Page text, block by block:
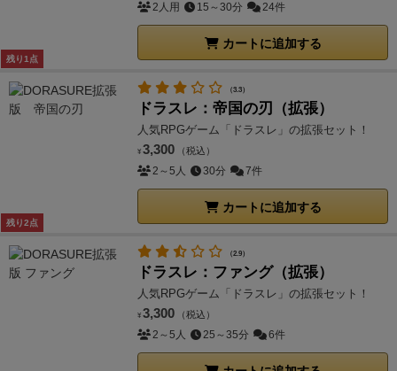
残り1点
2人用 15～30分 24件
カートに追加する
残り2点
（3.3）
ドラスレ：帝国の刃（拡張）
人気RPGゲーム「ドラスレ」の拡張セット！
¥ 3,300 （税込）
2～5人 30分 7件
カートに追加する
（2.9）
ドラスレ：ファング（拡張）
人気RPGゲーム「ドラスレ」の拡張セット！
¥ 3,300 （税込）
2～5人 25～35分 6件